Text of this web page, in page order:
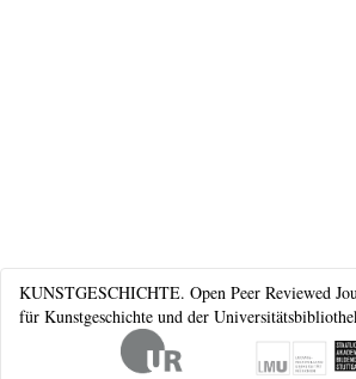
KUNSTGESCHICHTE. Open Peer Reviewed
für Kunstgeschichte und der